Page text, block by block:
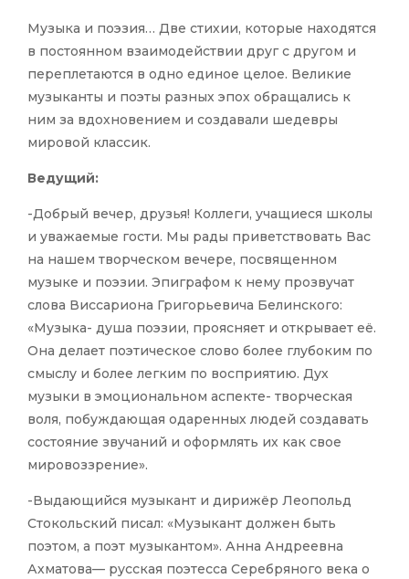
Музыка и поэзия… Две стихии, которые находятся
в постоянном взаимодействии друг с другом и
переплетаются в одно единое целое. Великие
музыканты и поэты разных эпох обращались к
ним за вдохновением и создавали шедевры
мировой классик.
Ведущий:
-Добрый вечер, друзья! Коллеги, учащиеся школы
и уважаемые гости. Мы рады приветствовать Вас
на нашем творческом вечере, посвященном
музыке и поэзии. Эпиграфом к нему прозвучат
слова Виссариона Григорьевича Белинского:
«Музыка- душа поэзии, проясняет и открывает её.
Она делает поэтическое слово более глубоким по
смыслу и более легким по восприятию. Дух
музыки в эмоциональном аспекте- творческая
воля, побуждающая одаренных людей создавать
состояние звучаний и оформлять их как свое
мировоззрение».
-Выдающийся музыкант и дирижёр Леопольд
Стокольский писал: «Музыкант должен быть
поэтом, а поэт музыкантом». Анна Андреевна
Ахматова— русская поэтесса Серебряного века о